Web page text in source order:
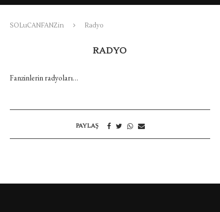
SOLuCANFANZin Radyo
RADYO
Fanzinlerin radyoları…
PAYLAŞ